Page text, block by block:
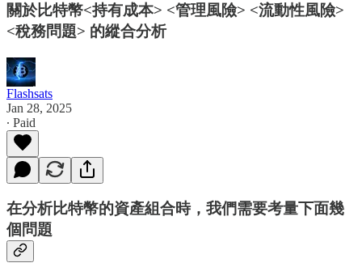
關於比特幣<持有成本> <管理風險> <流動性風險>
<稅務問題> 的縱合分析
Flashsats
Jan 28, 2025
∙ Paid
在分析比特幣的資產組合時，我們需要考量下面幾
個問題